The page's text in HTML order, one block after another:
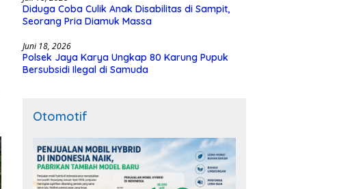
Diduga Coba Culik Anak Disabilitas di Sampit,
Seorang Pria Diamuk Massa
Juni 18, 2026
Polsek Jaya Karya Ungkap 80 Karung Pupuk
Bersubsidi Ilegal di Samuda
Otomotif